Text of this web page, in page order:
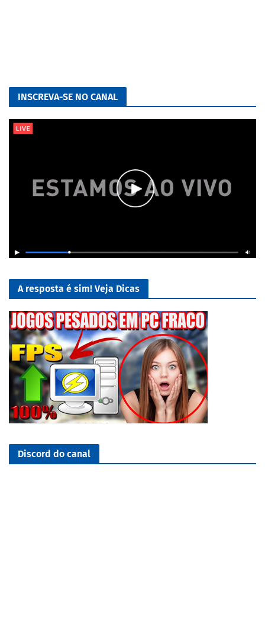
INSCREVA-SE NO CANAL
A resposta é sim! Veja Dicas
Discord do canal